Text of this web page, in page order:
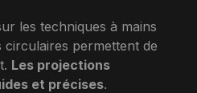
les techniques à mains
circulaires permettent de
Les projections
et précises.